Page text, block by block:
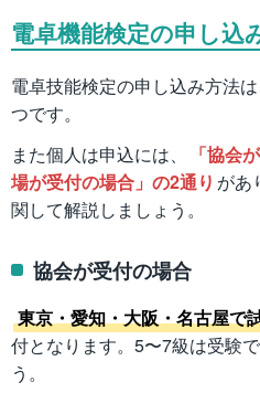
電卓機能検定の申し込
電卓技能検定の申し込み方法
つです。
また個人は申込には、
「協会
場が受付の場合」の2通り があ
関して解説しましょう。
協会が受付の場合
東京・愛知・大阪・名古屋で
付となります。5〜7級は受験
う。